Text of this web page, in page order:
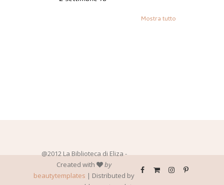
Mostra tutto
@2012 La Biblioteca di Eliza -
Created with
by
beautytemplates | Distributed by